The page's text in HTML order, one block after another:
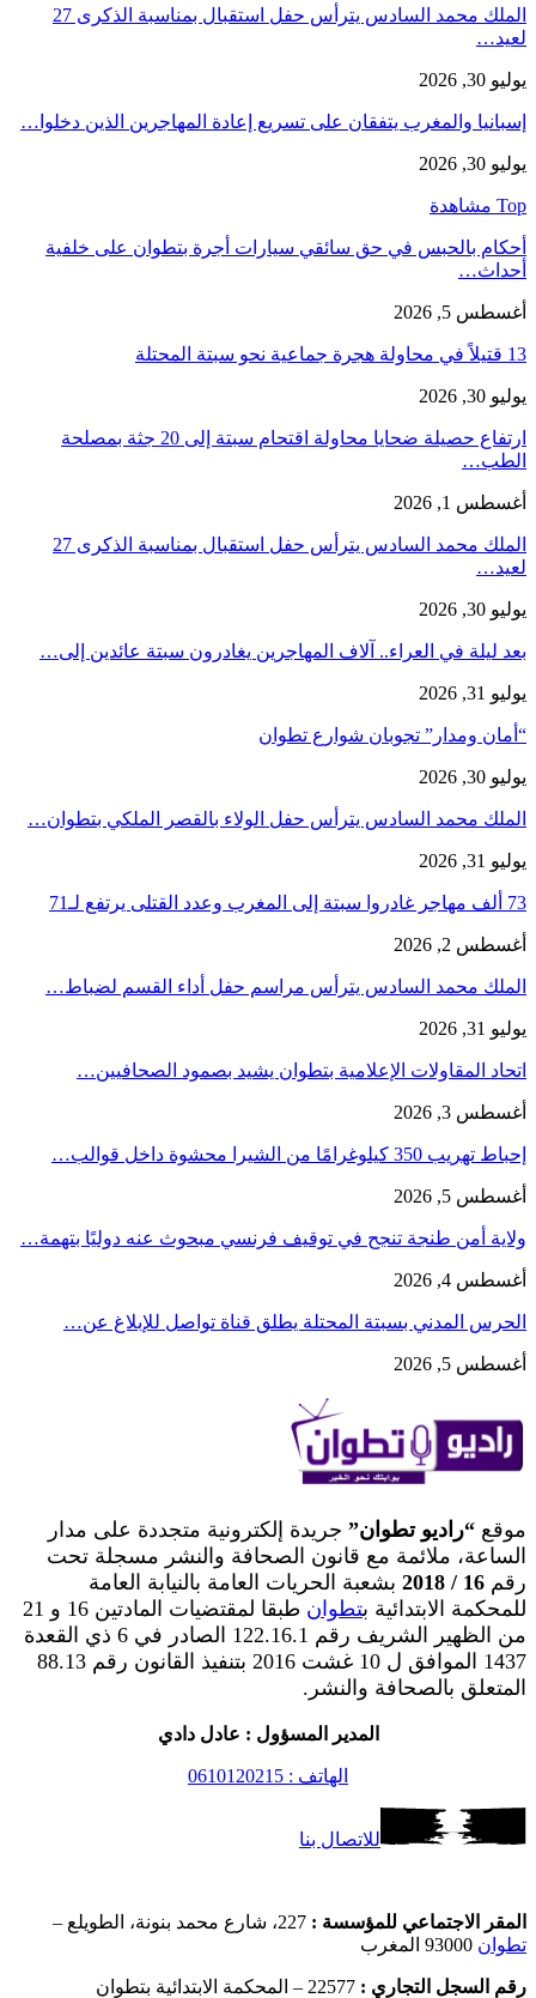
الملك محمد السادس يترأس حفل استقبال بمناسبة الذكرى 27
لعيد…
يوليو 30, 2026
إسبانيا والمغرب يتفقان على تسريع إعادة المهاجرين الذين دخلوا…
يوليو 30, 2026
Top مشاهدة
أحكام بالحبس في حق سائقي سيارات أجرة بتطوان على خلفية
أحداث…
أغسطس 5, 2026
13 قتيلاً في محاولة هجرة جماعية نحو سبتة المحتلة
يوليو 30, 2026
ارتفاع حصيلة ضحايا محاولة اقتحام سبتة إلى 20 جثة بمصلحة
الطب…
أغسطس 1, 2026
الملك محمد السادس يترأس حفل استقبال بمناسبة الذكرى 27
لعيد…
يوليو 30, 2026
بعد ليلة في العراء.. آلاف المهاجرين يغادرون سبتة عائدين إلى…
يوليو 31, 2026
“أمان ومدار” تجوبان شوارع تطوان
يوليو 30, 2026
الملك محمد السادس يترأس حفل الولاء بالقصر الملكي بتطوان…
يوليو 31, 2026
73 ألف مهاجر غادروا سبتة إلى المغرب وعدد القتلى يرتفع لـ71
أغسطس 2, 2026
الملك محمد السادس يترأس مراسم حفل أداء القسم لضباط…
يوليو 31, 2026
اتحاد المقاولات الإعلامية بتطوان يشيد بصمود الصحافيين…
أغسطس 3, 2026
إحباط تهريب 350 كيلوغرامًا من الشيرا محشوة داخل قوالب…
أغسطس 5, 2026
ولاية أمن طنجة تنجح في توقيف فرنسي مبحوث عنه دوليًا بتهمة…
أغسطس 4, 2026
الحرس المدني بسبتة المحتلة يطلق قناة تواصل للإبلاغ عن…
أغسطس 5, 2026
موقع “راديو تطوان” جريدة إلكترونية متجددة على مدار
الساعة، ملائمة مع قانون الصحافة والنشر مسجلة تحت
رقم 16 / 2018
بشعبة الحريات العامة بالنيابة العامة
للمحكمة الابتدائية بتطوان
طبقا لمقتضيات المادتين 16 و 21
من الظهير الشريف رقم 122.16.1 الصادر في 6 ذي القعدة
1437 الموافق ل 10 غشت 2016 بتنفيذ القانون رقم 88.13
المتعلق بالصحافة والنشر.
المدير المسؤول : عادل دادي
الهاتف : 0610120215
للاتصال بنا
المقر الاجتماعي للمؤسسة : 227، شارع محمد بنونة، الطويلع –
تطوان
رقم السجل التجاري : 22577 – المحكمة الابتدائية بتطوان